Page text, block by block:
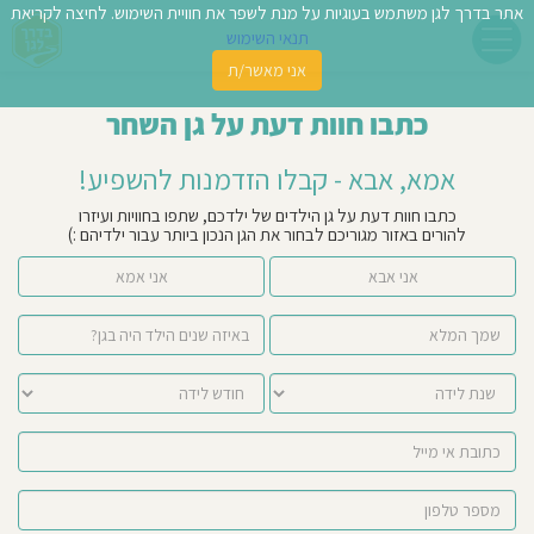
כתבו חוות דעת על גן השחר
אמא, אבא - קבלו הזדמנות להשפיע!
כתבו חוות דעת על גן הילדים של ילדכם, שתפו בחוויות ועיזרו
להורים באזור מגוריכם לבחור את הגן הנכון ביותר עבור ילדיהם :)
אני אמא אני אבא
אתר בדרך לגן משתמש בעוגיות על מנת לשפר את חוויית השימוש. לחיצה לקריאת
תנאי השימוש
אני מאשר/ת